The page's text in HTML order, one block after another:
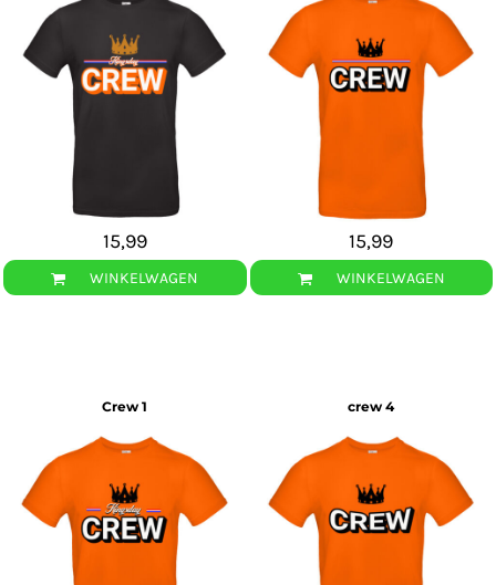
15,99
WINKELWAGEN
15,99
WINKELWAGEN
Crew 1 crew 4